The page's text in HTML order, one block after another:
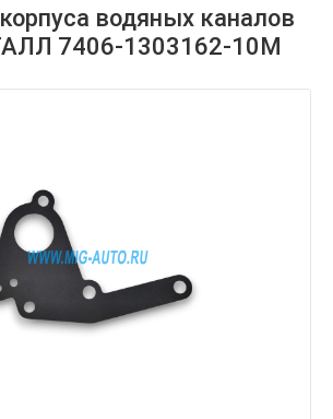
водяных каналов
7406-1303162-10М